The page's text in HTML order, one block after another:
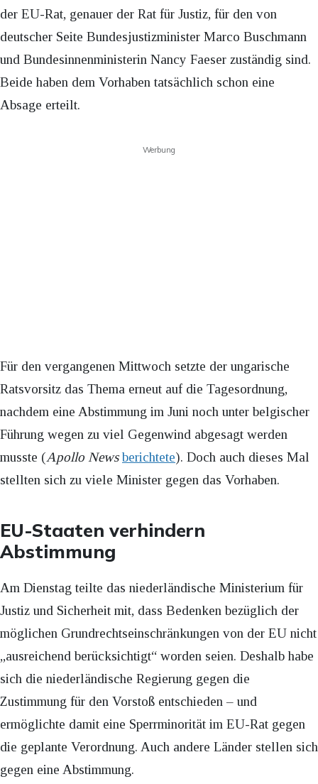
der EU-Rat, genauer der Rat für Justiz, für den von
deutscher Seite Bundesjustizminister Marco Buschmann
und Bundesinnenministerin Nancy Faeser zuständig sind.
Beide haben dem Vorhaben tatsächlich schon eine
Absage erteilt.
Werbung
Für den vergangenen Mittwoch setzte der ungarische
Ratsvorsitz das Thema erneut auf die Tagesordnung,
nachdem eine Abstimmung im Juni noch unter belgischer
Führung wegen zu viel Gegenwind abgesagt werden
musste (Apollo News berichtete). Doch auch dieses Mal
stellten sich zu viele Minister gegen das Vorhaben.
EU-Staaten verhindern
Abstimmung
Am Dienstag teilte das niederländische Ministerium für
Justiz und Sicherheit mit, dass Bedenken bezüglich der
möglichen Grundrechtseinschränkungen von der EU nicht
„ausreichend berücksichtigt“ worden seien. Deshalb habe
sich die niederländische Regierung gegen die
Zustimmung für den Vorstoß entschieden – und
ermöglichte damit eine Sperrminorität im EU-Rat gegen
die geplante Verordnung. Auch andere Länder stellen sich
gegen eine Abstimmung.